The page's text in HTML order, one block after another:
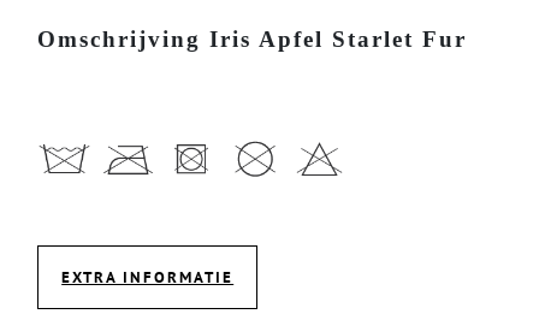
Omschrijving Iris Apfel Starlet Fur
EXTRA INFORMATIE